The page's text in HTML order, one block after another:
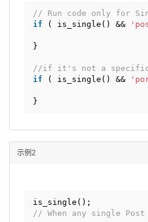
// Run code only for
if
( is_single() &&
}
//if it's not a specific
if
( is_single() &&
}
示例2
is_single();
// When any single